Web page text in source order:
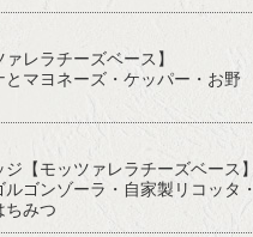
レラチーズベース】
マヨネーズ・ケッパー・お野
【モッツァレラチーズベース】
ゴンゾーラ・自家製リコッタ・
ちみつ